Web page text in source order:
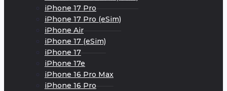
iPhone 17 Pro
iPhone 17 Pro (eSim)
iPhone Air
iPhone 17 (eSim)
iPhone 17
iPhone 17e
iPhone 16 Pro Max
iPhone 16 Pro